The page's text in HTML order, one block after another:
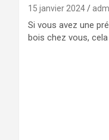
15 janvier 2024
Si vous avez une
bois chez vous,